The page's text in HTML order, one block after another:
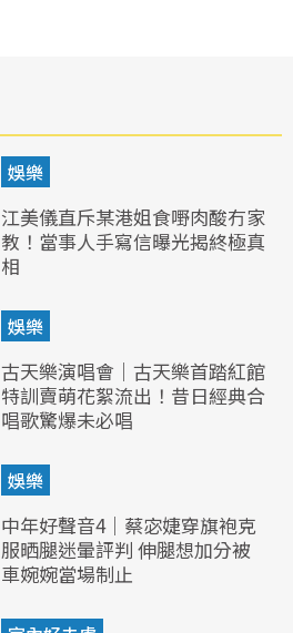
娛樂
江美儀直斥某港姐食嘢肉酸冇家
教！當事人手寫信曝光揭終極真
相
娛樂
古天樂演唱會｜古天樂首踏紅館
特訓賣萌花絮流出！昔日經典合
唱歌驚爆未必唱
娛樂
中年好聲音4｜蔡宓婕穿旗袍克
服晒腿迷暈評判 伸腿想加分被
車婉婉當場制止